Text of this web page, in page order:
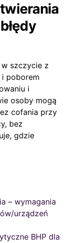
szczycie z
i poborem
i
osoby mogą
cofania przy
bez
gdzie
– wymagania
urządzeń
BHP dla